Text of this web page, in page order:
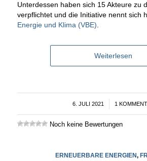
Unterdessen haben sich 15 Akteure zu
verpflichtet und die Initiative nennt sich
Energie und Klima (VBE)
Weiterlesen
6. JULI 2021 1
Noch keine Bewertungen
ERNEUERBARE ENERGIEN,